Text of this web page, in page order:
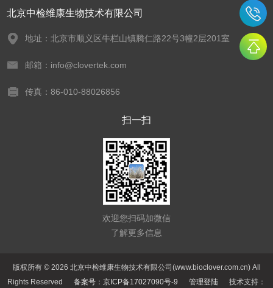
北京中检维康生物技术有限公司
地址：北京市顺义区牛栏山镇腾仁路22号3幢2层201室
邮箱：info@clovertek.com
传真：86-010-88026856
扫一扫
欢迎您扫码加微信
了解更多信息
版权所有 © 2026 北京中检维康生物技术有限公司(www.bioclover.com.cn) All
Rights Reserved 备案号：京ICP备17027090号-9 管理登陆 技术支持：